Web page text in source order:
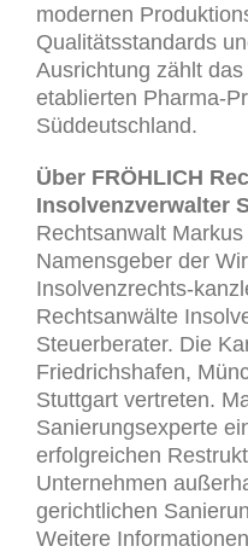
modernen
Qualitätsstandards
Ausrichtung zählt
etablierten Pharma-
Süddeutschland.
Über FRÖHLICH
Insolvenzverwalter
Rechtsanwalt
Namensgeber der
Insolvenzrechts-
Rechtsanwälte
Steuerberater. Die
Friedrichshafen,
Stuttgart vertreten.
Sanierungsexperte
erfolgreichen
Unternehmen
gerichtlichen
Weitere